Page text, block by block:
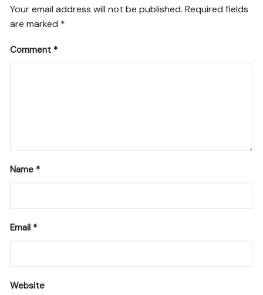
Your email address will not be published. Required fields
are marked *
Comment *
Name *
Email *
Website